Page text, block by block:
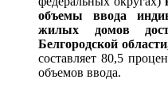
объемы ввода
жилых домов
Белгородской
составляет 80,5
объемов ввода.